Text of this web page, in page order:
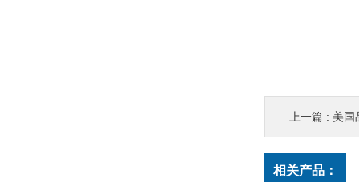
上一篇 : 美国
相关产品：